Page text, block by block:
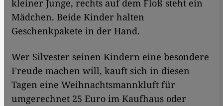
kleiner Junge, rechts auf dem Floß steht ein
Mädchen. Beide Kinder halten
Geschenkpakete in der Hand.
Wer Silvester seinen Kindern eine besondere
Freude machen will, kauft sich in diesen
Tagen eine Weihnachtsmannkluft für
umgerechnet 25 Euro im Kaufhaus oder